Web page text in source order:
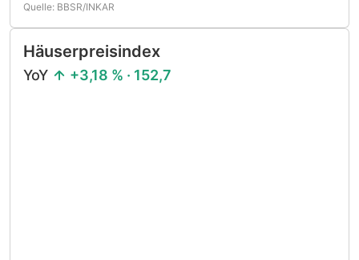
Quelle: BBSR/INKAR
Häuserpreisindex
YoY +3,18 % · 152,7